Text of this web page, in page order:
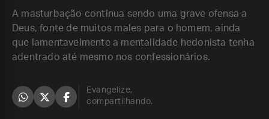
A masturbação continua sendo uma grave ofensa a
Deus, fonte de muitos males para o homem, ainda
que lamentavelmente a mentalidade hedonista tenha
adentrado até mesmo nos confessionários.
Evangelize,
compartilhando.